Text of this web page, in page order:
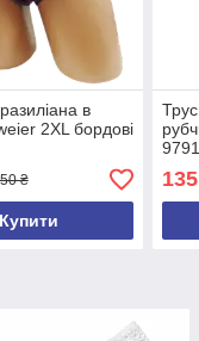
в
2XL бордові
₴
Купити
135